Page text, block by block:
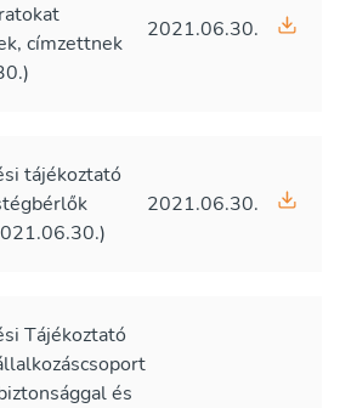
címzettnek
2021.06.30.
tájékoztató
2021.06.30.
Tájékoztató
és